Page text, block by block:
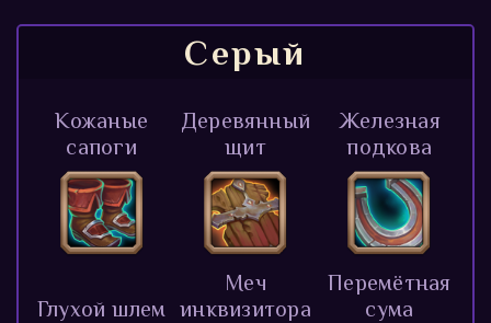
Серый
Кожаные
сапоги
Деревянный
щит
Железная
подкова
Глухой шлем
Меч
инквизитора
Перемётная
сума